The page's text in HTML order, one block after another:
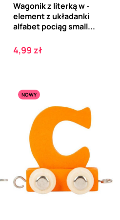
Wagonik z literką w -
element z układanki
alfabet pociąg small...
Cena
4,99 zł
NOWY